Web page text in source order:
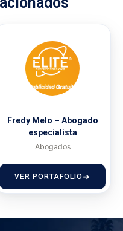
Fredy Melo – Abogado
especialista
Abogados
VER PORTAFOLIO